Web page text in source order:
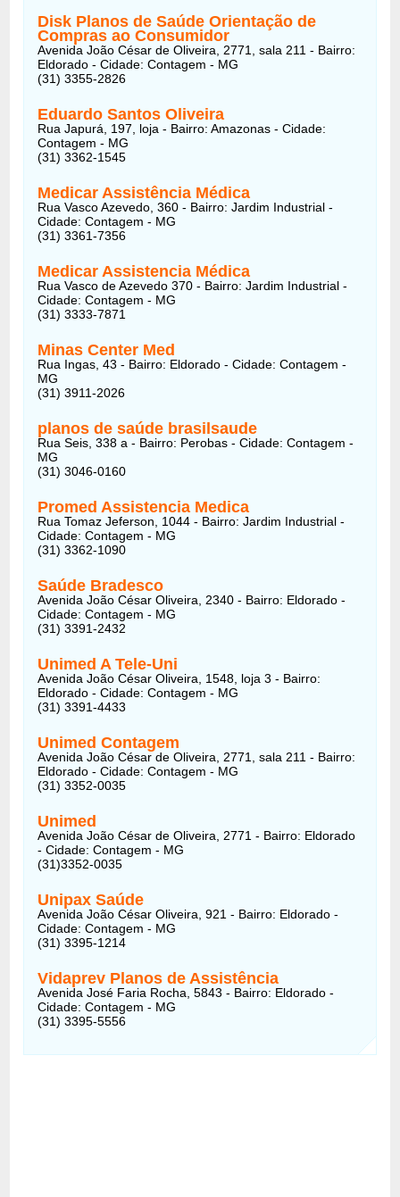
Disk Planos de Saúde Orientação de
Compras ao Consumidor
Avenida João César de Oliveira, 2771, sala 211 - Bairro:
Eldorado - Cidade: Contagem - MG
(31) 3355-2826
Eduardo Santos Oliveira
Rua Japurá, 197, loja - Bairro: Amazonas - Cidade:
Contagem - MG
(31) 3362-1545
Medicar Assistência Médica
Rua Vasco Azevedo, 360 - Bairro: Jardim Industrial -
Cidade: Contagem - MG
(31) 3361-7356
Medicar Assistencia Médica
Rua Vasco de Azevedo 370 - Bairro: Jardim Industrial -
Cidade: Contagem - MG
(31) 3333-7871
Minas Center Med
Rua Ingas, 43 - Bairro: Eldorado - Cidade: Contagem -
MG
(31) 3911-2026
planos de saúde brasilsaude
Rua Seis, 338 a - Bairro: Perobas - Cidade: Contagem -
MG
(31) 3046-0160
Promed Assistencia Medica
Rua Tomaz Jeferson, 1044 - Bairro: Jardim Industrial -
Cidade: Contagem - MG
(31) 3362-1090
Saúde Bradesco
Avenida João César Oliveira, 2340 - Bairro: Eldorado -
Cidade: Contagem - MG
(31) 3391-2432
Unimed A Tele-Uni
Avenida João César Oliveira, 1548, loja 3 - Bairro:
Eldorado - Cidade: Contagem - MG
(31) 3391-4433
Unimed Contagem
Avenida João César de Oliveira, 2771, sala 211 - Bairro:
Eldorado - Cidade: Contagem - MG
(31) 3352-0035
Unimed
Avenida João César de Oliveira, 2771 - Bairro: Eldorado
- Cidade: Contagem - MG
(31)3352-0035
Unipax Saúde
Avenida João César Oliveira, 921 - Bairro: Eldorado -
Cidade: Contagem - MG
(31) 3395-1214
Vidaprev Planos de Assistência
Avenida José Faria Rocha, 5843 - Bairro: Eldorado -
Cidade: Contagem - MG
(31) 3395-5556